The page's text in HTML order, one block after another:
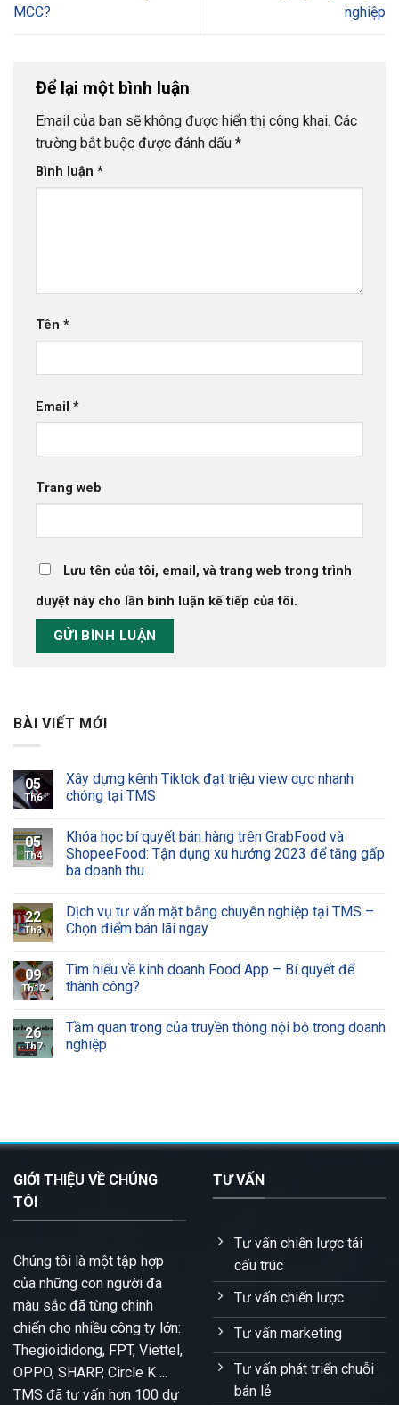
MCC?
nghiệp
Để lại một bình luận
Email của bạn sẽ không được hiển thị công khai. Các
trường bắt buộc được đánh dấu *
Bình luận *
Tên *
Email *
Trang web
Lưu tên của tôi, email, và trang web trong trình
duyệt này cho lần bình luận kế tiếp của tôi.
BÀI VIẾT MỚI
05
Th6
Xây dựng kênh Tiktok đạt triệu view cực nhanh
chóng tại TMS
05
Th4
Khóa học bí quyết bán hàng trên GrabFood và
ShopeeFood: Tận dụng xu hướng 2023 để tăng gấp
ba doanh thu
22
Th3
Dịch vụ tư vấn mặt bằng chuyên nghiệp tại TMS –
Chọn điểm bán lãi ngay
09
Th12
Tìm hiểu về kinh doanh Food App – Bí quyết để
thành công?
26
Th7
Tầm quan trọng của truyền thông nội bộ trong doanh
nghiệp
GIỚI THIỆU VỀ CHÚNG
TÔI
Chúng tôi là một tập hợp
của những con người đa
màu sắc đã từng chinh
chiến cho nhiều công ty lớn:
Thegioididong, FPT, Viettel,
OPPO, SHARP, Circle K ...
TMS đã tư vấn hơn 100 dự
TƯ VẤN
Tư vấn chiến lược tái
cấu trúc
Tư vấn chiến lược
Tư vấn marketing
Tư vấn phát triển chuỗi
bán lẻ